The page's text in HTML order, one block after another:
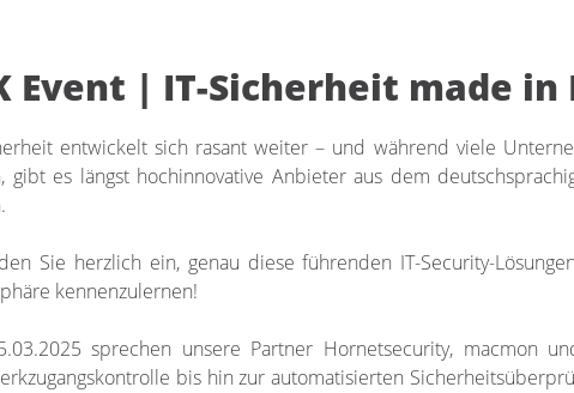
Event | IT-Sicherheit made in
entwickelt sich rasant weiter – und während viele
gibt es längst hochinnovative Anbieter aus dem
Sie herzlich ein, genau dieseführenden IT-Security-
kennenzulernen!
sprechen unsere Partner Hornetsecurity, macmon
bis hin zur automatisierten